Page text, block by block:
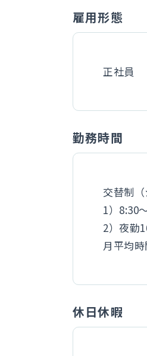
雇用形態
正社員
勤務時間
交替制（
1）8:30
2）夜勤
月平均
休日休暇